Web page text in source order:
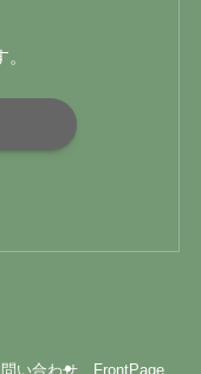
い合わせ FrontPage